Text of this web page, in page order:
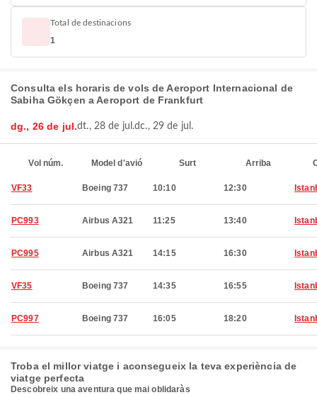
Total de destinacions
1
Consulta els horaris de vols de Aeroport Internacional de
Sabiha Gökçen a Aeroport de Frankfurt
dg., 26 de jul.dt., 28 de jul.dc., 29 de jul.
Vol núm. Model d'avió Surt Arriba
VF33 Boeing 737 10:10 12:30
PC993 Airbus A321 11:25 13:40
PC995 Airbus A321 14:15 16:30
VF35 Boeing 737 14:35 16:55
PC997 Boeing 737 16:05 18:20
Troba el millor viatge i aconsegueix la teva experiència de
viatge perfecta
Descobreix una aventura que mai oblidaràs